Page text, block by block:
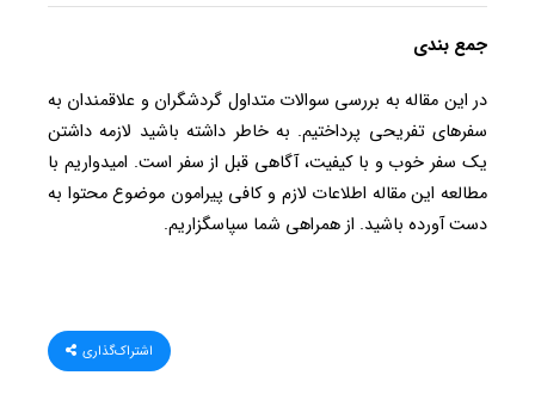
جمع بندی
در این مقاله به بررسی سوالات متداول گردشگران و علاقمندان به
سفرهای تفریحی پرداختیم. به خاطر داشته باشید لازمه داشتن
یک سفر خوب و با کیفیت، آگاهی قبل از سفر است. امیدواریم با
مطالعه این مقاله اطلاعات لازم و کافی پیرامون موضوع محتوا به
دست آورده باشید. از همراهی شما سپاسگزاریم.
اشتراک‌گذاری